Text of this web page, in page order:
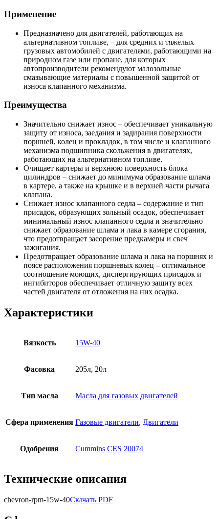
Применение
Предназначено для двигателей, работающих на
альтернативном топливе, – для средних и тяжелых
грузовых автомобилей с двигателями, работающими на
природном газе или пропане, для которых
автопроизводители рекомендуют малозольные
смазывающие материалы с повышенной защитой от
износа клапанного механизма.
Преимущества
Значительно снижает износ – обеспечивает уникальную
защиту от износа, заедания и задирания поверхности
поршней, колец и прокладок, в том числе и клапанного
механизма подшипника скольжения в двигателях,
работающих на альтернативном топливе.
Очищает картеры и верхнюю поверхность блока
цилиндров – снижает до минимума образование шлама
в картере, а также на крышке и в верхней части рычага
клапана.
Снижает износ клапанного седла – содержание и тип
присадок, образующих зольный осадок, обеспечивает
минимальный износ клапанного седла и значительно
снижает образование шлама и лака в камере сгорания,
что предотвращает засорение предкамеры и свеч
зажигания.
Предотвращает образование шлама и лака на поршнях и
поясе расположения поршневых колец – оптимальное
соотношение моющих, диспергирующих присадок и
ингибиторов обеспечивает отличную защиту всех
частей двигателя от отложения на них осадка.
Характеристики
Вязкость 15W-40
Фасовка 205л, 20л
Тип масла Масла для газовых двигателей
Сфера применения Газовые двигатели, Двигатели
Одобрения Cummins CES 20074
Технические описания
chevron-rpm-15w-40Скачать PDF